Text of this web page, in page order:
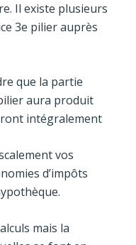
Il existe plusieurs
3e pilier auprès
que la partie
aura produit
intégralement
vos
d’impôts
mais la